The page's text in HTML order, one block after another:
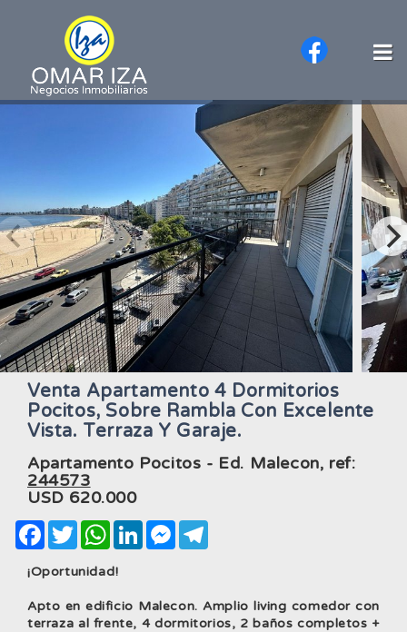
Venta Apartamento 4 Dormitorios
Pocitos, Sobre Rambla Con Excelente
Vista. Terraza Y Garaje.
Apartamento Pocitos - Ed. Malecon, ref:
244573
USD 620.000
Facebook
TwitterWhatsApp
LinkedInMessenger
¡Oportunidad!
Apto en edificio Malecon. Amplio living comedor con
terraza al frente, 4 dormitorios, 2 baños completos +